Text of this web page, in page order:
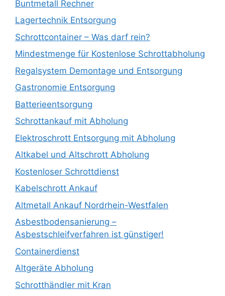
Buntmetall Rechner
Lagertechnik Entsorgung
Schrottcontainer – Was darf rein?
Mindestmenge für Kostenlose Schrottabholung
Regalsystem Demontage und Entsorgung
Gastronomie Entsorgung
Batterieentsorgung
Schrottankauf mit Abholung
Elektroschrott Entsorgung mit Abholung
Altkabel und Altschrott Abholung
Kostenloser Schrottdienst
Kabelschrott Ankauf
Altmetall Ankauf Nordrhein-Westfalen
Asbestbodensanierung –
Asbestschleifverfahren ist günstiger!
Containerdienst
Altgeräte Abholung
Schrotthändler mit Kran